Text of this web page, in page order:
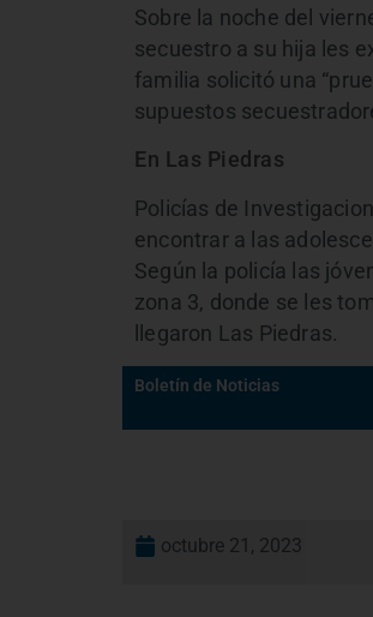
Sobre la noche del
secuestro a su hija les
familia solicitó una
supuestos
En Las Piedras
Policías de
encontrar a las
Según la policía las
zona 3, donde se les
llegaron Las Piedras.
Boletín de Noticias
octubre 21, 2023